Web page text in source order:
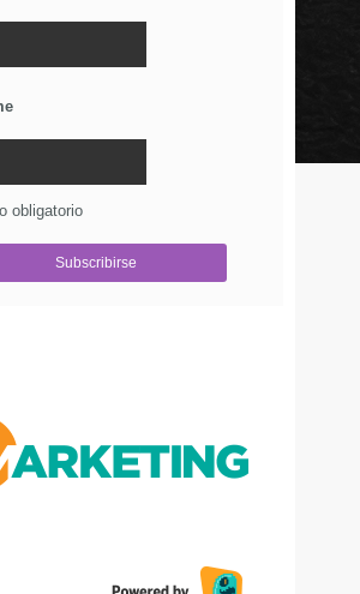
obligatorio
2016. Todos los derechos
Aviso de Privacidad